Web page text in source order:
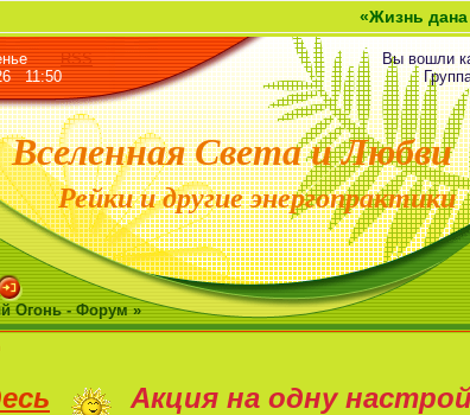
«Жизнь дана не для
RSS
11:50
Вы вошли
Вселенная Света и Любви
Рейки и другие энергопрактики
Огонь - Форум »
Акция на одну